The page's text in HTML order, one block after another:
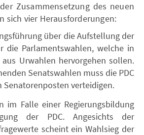
Zusammensetzung des neuen
sich vier Herausforderungen:
über die Aufstellung der
die Parlamentswahlen, welche in
Urwahlen hervorgehen sollen.
Senatswahlen muss die PDC
Senatorenposten verteidigen.
im Falle einer Regierungsbildung
der PDC. Angesichts der
scheint ein Wahlsieg der